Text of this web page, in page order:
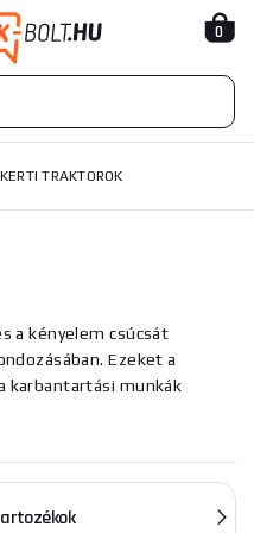
0
KERTI TRAKTOROK
a kényelem csúcsát
Ezeket a
karbantartási munkák
a rendszeres
áraknak
segítői a nagy kert
és a kényelem